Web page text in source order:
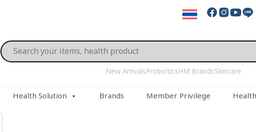
Products
search
New ArrivalsProbioticsHM BrandsSkincare
Health Solution Brands Member Privilege